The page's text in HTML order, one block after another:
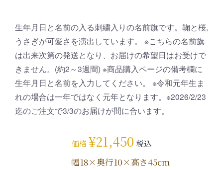
生年月日と名前の入る刺繍入りの名前旗です。鞠と桜,
うさぎが可愛さを演出しています。 ※こちらの名前旗
は出来次第の発送となり、お届けの希望日はお受けで
きません。(約2～3週間) ※商品購入ページの備考欄に
生年月日と名前を入力してください。 ※令和元年生ま
れの場合は一年ではなく元年となります。※2026/2/23
迄のご注文で3/3のお届けが間に合います。
価格 ¥21,450 税込
幅18×奥行10×高さ45cm